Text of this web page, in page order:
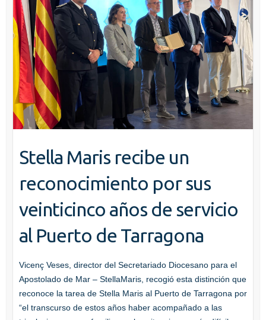
Stella Maris recibe un
reconocimiento por sus
veinticinco años de servicio
al Puerto de Tarragona
Vicenç Veses, director del Secretariado Diocesano para el
Apostolado de Mar – StellaMaris, recogió esta distinción que
reconoce la tarea de Stella Maris al Puerto de Tarragona por
“el transcurso de estos años haber acompañado a las